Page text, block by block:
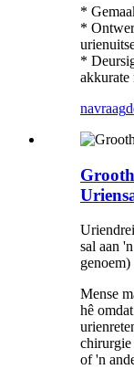
*
*
*
akkurate
navraag
sal aan
Mense
hê
chirurgie
of 'n